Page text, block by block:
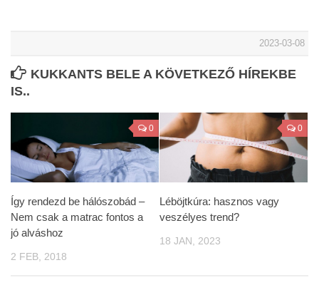
2023-03-08
KUKKANTS BELE A KÖVETKEZŐ HÍREKBE
IS..
0
Így rendezd be hálószobád –
Nem csak a matrac fontos a
jó alváshoz
2 FEB, 2018
0
Léböjtkúra: hasznos vagy
veszélyes trend?
18 JAN, 2023